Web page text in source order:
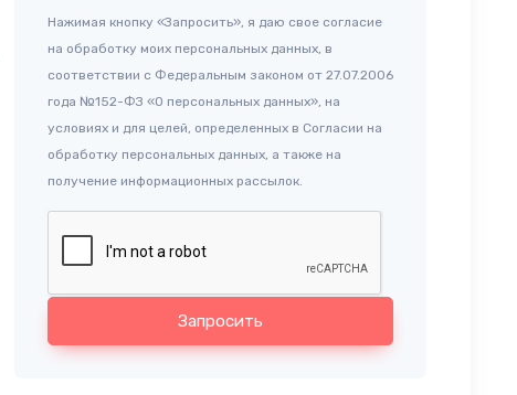
Нажимая кнопку «Запросить», я даю свое согласие
на обработку моих персональных данных, в
соответствии с Федеральным законом от 27.07.2006
года №152-ФЗ «О персональных данных», на
условиях и для целей, определенных в Согласии на
обработку персональных данных, а также на
получение информационных рассылок.
Запросить